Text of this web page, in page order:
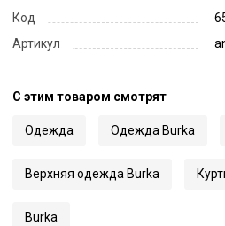
Код
Артикул
С этим товаром смотрят
Одежда Одежда Burka
Верхняя одежда Burka
Burka